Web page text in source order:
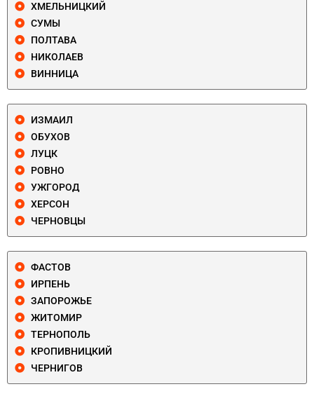
ХМЕЛЬНИЦКИЙ
СУМЫ
ПОЛТАВА
НИКОЛАЕВ
ВИННИЦА
ИЗМАИЛ
ОБУХОВ
ЛУЦК
РОВНО
УЖГОРОД
ХЕРСОН
ЧЕРНОВЦЫ
ФАСТОВ
ИРПЕНЬ
ЗАПОРОЖЬЕ
ЖИТОМИР
ТЕРНОПОЛЬ
КРОПИВНИЦКИЙ
ЧЕРНИГОВ